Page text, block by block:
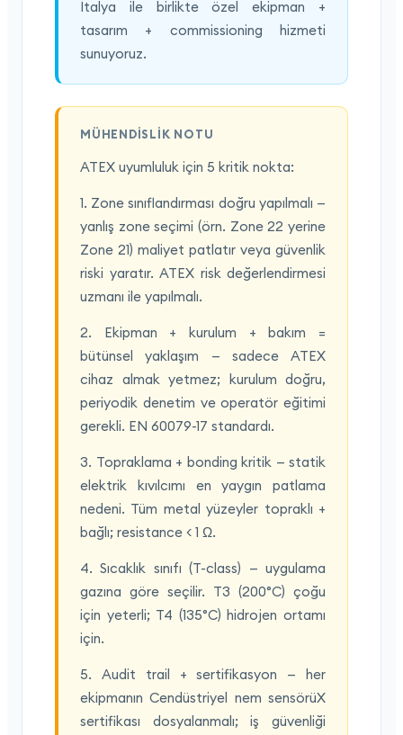
İtalya ile birlikte özel ekipman +
tasarım + commissioning hizmeti
sunuyoruz.
MÜHENDISLIK NOTU
ATEX uyumluluk için 5 kritik nokta:
1. Zone sınıflandırması doğru yapılmalı —
yanlış zone seçimi (örn. Zone 22 yerine
Zone 21) maliyet patlatır veya güvenlik
riski yaratır. ATEX risk değerlendirmesi
uzmanı ile yapılmalı.
2. Ekipman + kurulum + bakım =
bütünsel yaklaşım — sadece ATEX
cihaz almak yetmez; kurulum doğru,
periyodik denetim ve operatör eğitimi
gerekli. EN 60079-17 standardı.
3. Topraklama + bonding kritik — statik
elektrik kıvılcımı en yaygın patlama
nedeni. Tüm metal yüzeyler topraklı +
bağlı; resistance < 1 Ω.
4. Sıcaklık sınıfı (T-class) — uygulama
gazına göre seçilir. T3 (200°C) çoğu
için yeterli; T4 (135°C) hidrojen ortamı
için.
5. Audit trail + sertifikasyon — her
ekipmanın Cendüstriyel nem sensörüX
sertifikası dosyalanmalı; iş güvenliği